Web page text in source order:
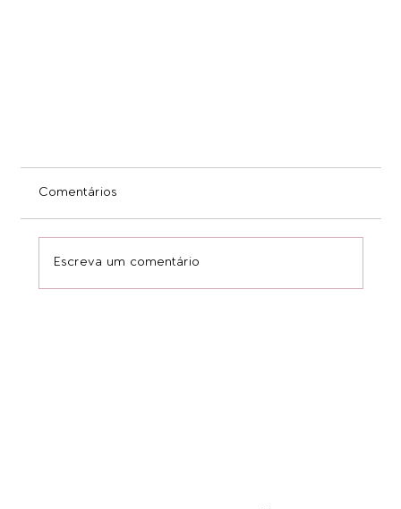
Comentários
Escreva um comentário